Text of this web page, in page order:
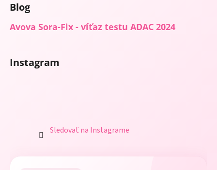
Blog
Avova Sora-Fix - víťaz testu ADAC 2024
Instagram
Sledovať na Instagrame